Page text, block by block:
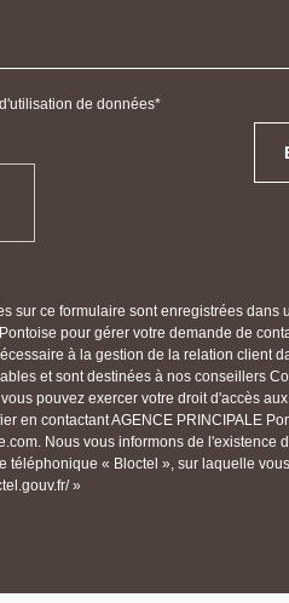
de données
sur ce formulaire sont enregistrées dans
pour gérer votre demande de
à la gestion de la relation client
et sont destinées à nos conseillers
pouvez exercer votre droit d'accès
en contactant AGENCE PRINCIPALE
Nous vous informons de l'existence
téléphonique « Bloctel », sur laquelle
»